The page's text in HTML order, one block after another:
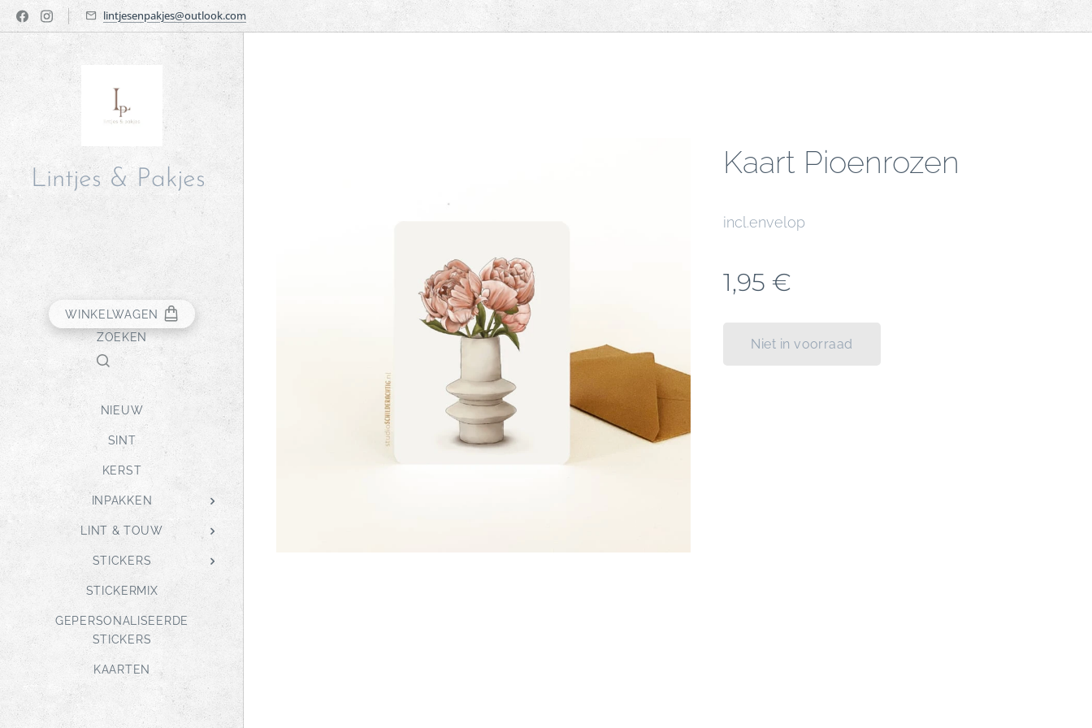
lintjesenpakjes@outlook.com
Lintjes & Pakjes
WINKELWAGEN
ZOEKEN
NIEUW
SINT
KERST
INPAKKEN
LINT & TOUW
STICKERS
STICKERMIX
GEPERSONALISEERDE
STICKERS
KAARTEN
Kaart Pioenrozen
incl.envelop
1,95 €
Niet in voorraad